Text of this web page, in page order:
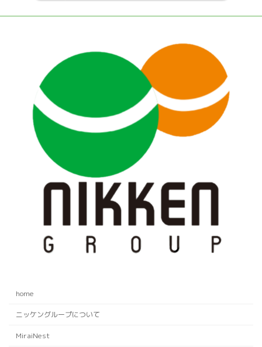
home
ニッケングループについて
MiraiNest